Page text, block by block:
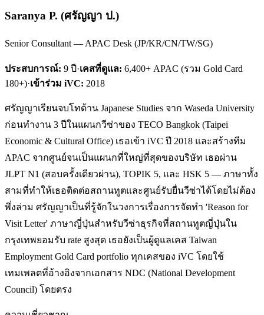
Saranya P. (ศรัญญา ป.)
Senior Consultant — APAC Desk (JP/KR/CN/TW/SG)
ประสบการณ์: 9 ปี·เคสที่ดูแล: 6,400+ APAC (รวม Gold Card
180+)·เข้าร่วม iVC: 2018
ศรัญญาเรียนจบโทด้าน Japanese Studies จาก Waseda University
ก่อนทำงาน 3 ปีในแผนกวีซ่าของ TECO Bangkok (Taipei
Economic & Cultural Office) เธอเข้า iVC ปี 2018 และสร้างทีม
APAC จากศูนย์จนเป็นแผนกที่ใหญ่ที่สุดของบริษัท เธอผ่าน
JLPT N1 (สอบครั้งเดียวผ่าน), TOPIK 5, และ HSK 5 — ภาษาทั้ง
สามที่ทำให้เธอติดต่อสถานทูตและศูนย์รับยื่นวีซ่าได้โดยไม่ต้อง
พึ่งล่าม ศรัญญาเป็นที่รู้จักในวงการเรื่องการจัดทำ 'Reason for
Visit Letter' ภาษาญี่ปุ่นสำหรับวีซ่าธุรกิจที่สถานทูตญี่ปุ่นใน
กรุงเทพยอมรับ rate สูงสุด เธอยังเป็นผู้ดูแลเคส Taiwan
Employment Gold Card portfolio ทุกเคสของ iVC โดยใช้
เทมเพลตที่อ้างอิงจากเอกสาร NDC (National Development
Council) โดยตรง